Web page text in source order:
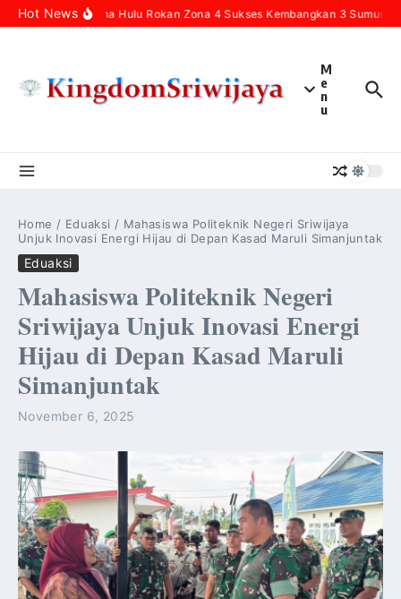
Skip to content
Hot NewsPertamina Hulu Rokan Zona 4 Sukses Kembangkan 3 Sumur
M
e
n
u
Home / Eduaksi / Mahasiswa Politeknik Negeri Sriwijaya
Unjuk Inovasi Energi Hijau di Depan Kasad Maruli Simanjuntak
Eduaksi
Mahasiswa Politeknik Negeri
Sriwijaya Unjuk Inovasi Energi
Hijau di Depan Kasad Maruli
Simanjuntak
November 6, 2025